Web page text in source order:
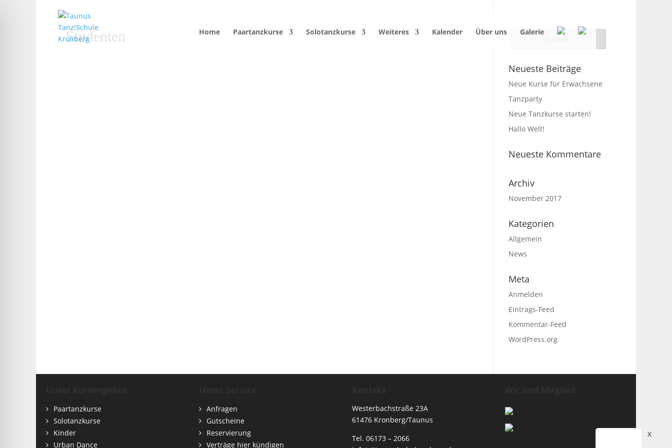
Home Paartanzkurse Solotanzkurse Weiteres Kalender Über uns Galerie
Studenten
Neueste Beiträge
Neue Kurse für Erwachsene
Tanzparty
Neue Tanzkurse starten!
Hallo Welt!
Neueste Kommentare
Archiv
November 2017
Kategorien
Allgemein
News
Meta
Anmelden
Eintrags-Feed
Kommentar-Feed
WordPress.org
Paartanzkurse
Solotanzkurse
Kinder
Urban Dance
Anfragen
Gutscheine
Reservierung
Verträge hier kündigen
Westerbachstraße 23A
61476 Kronberg/Taunus
Tel. 06173 – 2066
X